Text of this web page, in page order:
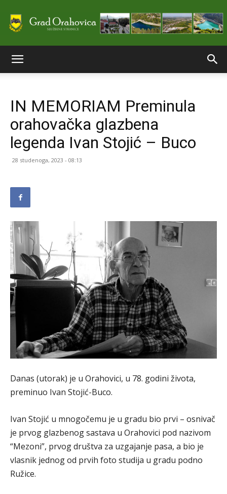
stranice
Grada
IN MEMORIAM Preminula
orahovačka glazbena
legenda Ivan Stojić – Buco
28 studenoga, 2023 - 08:13
Danas (utorak) je u Orahovici, u 78. godini života,
preminuo Ivan Stojić-Buco.
Ivan Stojić u mnogočemu je u gradu bio prvi – osnivač
je prvog glazbenog sastava u Orahovici pod nazivom
“Mezoni”, prvog društva za uzgajanje pasa, a bio je
vlasnik jednog od prvih foto studija u gradu podno
Ružice.